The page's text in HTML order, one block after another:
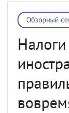
Обзорный